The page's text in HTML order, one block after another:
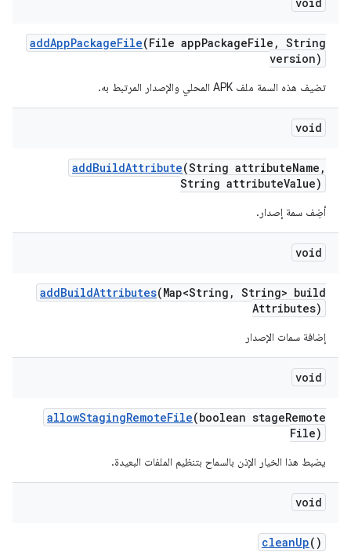
addAppPackageFile(File appPackageFile , String
version)
تضيف هذه السمة ملف APK المحلي والإصدار المرتبط به.
void
addBuildAttribute(String attributeName ,
String attributeValue)
أضِف سمة إصدار.
void
addBuildAttributes(Map<String , String> build
Attributes)
إضافة سمات الإصدار
void
allowStagingRemoteFile(boolean stageRemote
File)
يضبط هذا الخيار الإذن بالسماح بتنظيم الملفات البعيدة.
void
cleanUp()